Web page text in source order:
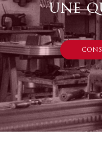
une